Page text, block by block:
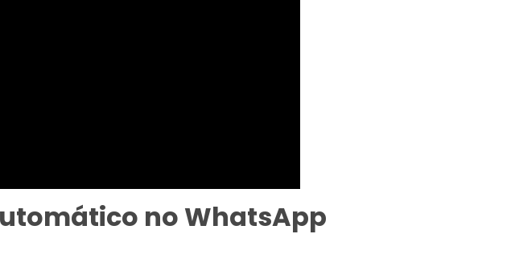
no WhatsApp